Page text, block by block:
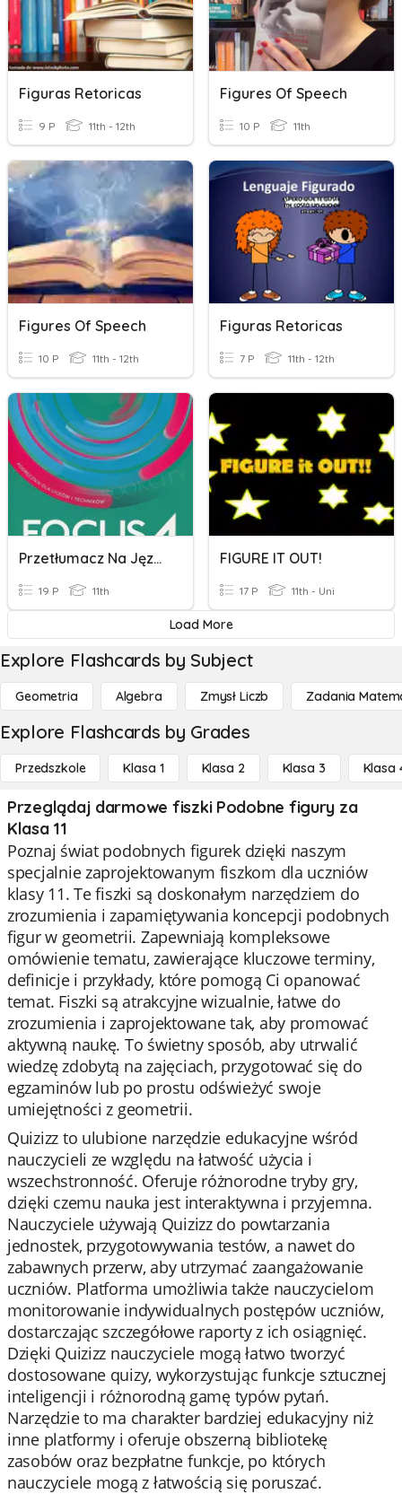
Figuras Retoricas
9 P 11th - 12th
Figures Of Speech
10 P 11th
Figures Of Speech
10 P 11th - 12th
Figuras Retoricas
7 P 11th - 12th
Przetłumacz Na Język Angielski Podane Wyrazy
19 P 11th
FIGURE IT OUT!
17 P 11th - Uni
Load More
Explore Flashcards by Subject
Geometria Algebra Zmysł Liczb Zadania
Explore Flashcards by Grades
Przedszkole Klasa 1 Klasa 2 Klasa 3 Klasa
Przeglądaj darmowe fiszki Podobne figury za
Klasa 11
Poznaj świat podobnych figurek dzięki naszym
specjalnie zaprojektowanym fiszkom dla uczniów
klasy 11. Te fiszki są doskonałym narzędziem do
zrozumienia i zapamiętywania koncepcji podobnych
figur w geometrii. Zapewniają kompleksowe
omówienie tematu, zawierające kluczowe terminy,
definicje i przykłady, które pomogą Ci opanować
temat. Fiszki są atrakcyjne wizualnie, łatwe do
zrozumienia i zaprojektowane tak, aby promować
aktywną naukę. To świetny sposób, aby utrwalić
wiedzę zdobytą na zajęciach, przygotować się do
egzaminów lub po prostu odświeżyć swoje
umiejętności z geometrii.
Quizizz to ulubione narzędzie edukacyjne wśród
nauczycieli ze względu na łatwość użycia i
wszechstronność. Oferuje różnorodne tryby gry,
dzięki czemu nauka jest interaktywna i przyjemna.
Nauczyciele używają Quizizz do powtarzania
jednostek, przygotowywania testów, a nawet do
zabawnych przerw, aby utrzymać zaangażowanie
uczniów. Platforma umożliwia także nauczycielom
monitorowanie indywidualnych postępów uczniów,
dostarczając szczegółowe raporty z ich osiągnięć.
Dzięki Quizizz nauczyciele mogą łatwo tworzyć
dostosowane quizy, wykorzystując funkcje sztucznej
inteligencji i różnorodną gamę typów pytań.
Narzędzie to ma charakter bardziej edukacyjny niż
inne platformy i oferuje obszerną bibliotekę
zasobów oraz bezpłatne funkcje, po których
nauczyciele mogą z łatwością się poruszać.